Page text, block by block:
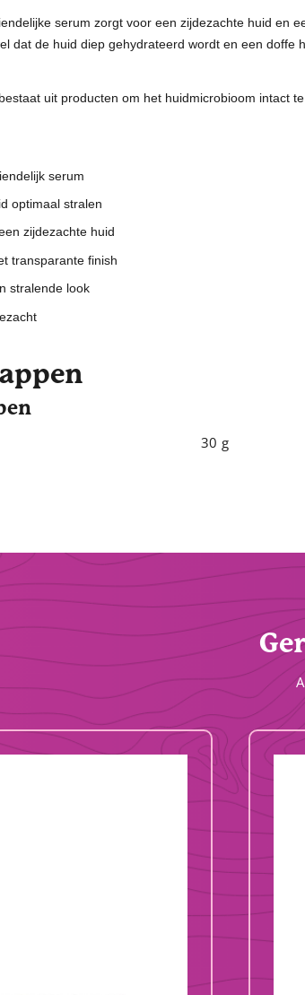
serum zorgt voor een zijdezachte huid en
dat de huid diep gehydrateerd wordt en een
uit producten om het huidmicrobioom intact
serum
optimaal stralen
zijdezachte huid
transparante finish
stralende look
30 g